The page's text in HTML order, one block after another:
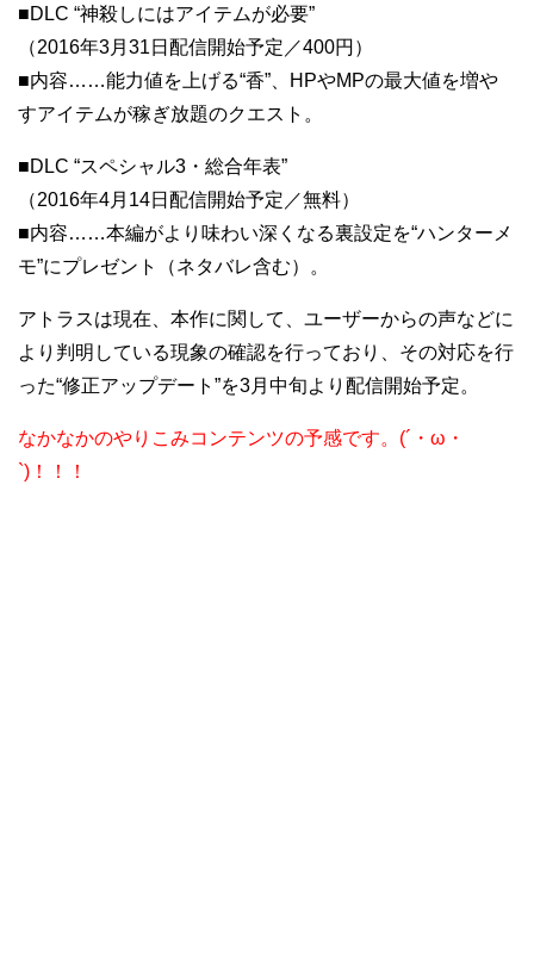
■DLC “神殺しにはアイテムが必要”
（2016年3月31日配信開始予定／400円）
■内容……能力値を上げる“香”、HPやMPの最大値を増や
すアイテムが稼ぎ放題のクエスト。
■DLC “スペシャル3・総合年表”
（2016年4月14日配信開始予定／無料）
■内容……本編がより味わい深くなる裏設定を“ハンターメ
モ”にプレゼント（ネタバレ含む）。
アトラスは現在、本作に関して、ユーザーからの声などに
より判明している現象の確認を行っており、その対応を行
った“修正アップデート”を3月中旬より配信開始予定。
なかなかのやりこみコンテンツの予感です。(´・ω・
`)！！！